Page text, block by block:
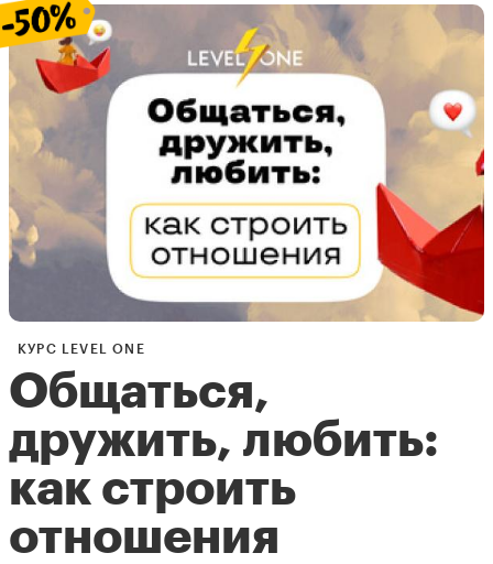
КУРС LEVEL ONE
Общаться,
дружить, любить:
как строить
отношения